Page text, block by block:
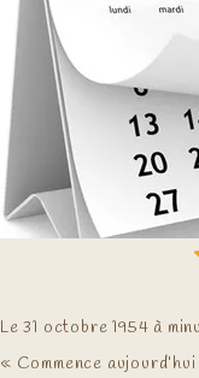
Le 31 octobre 1954 à
« Commence